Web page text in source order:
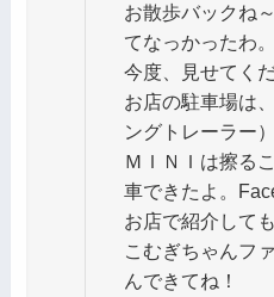
お散歩バックね
てなっかったわ
今度、見せてくだ
お店の駐車場は
ングトレーラー
ＭＩＮＩは擦る
車できたよ。
お店で紹介して
こむぎちゃんフ
んできてね！